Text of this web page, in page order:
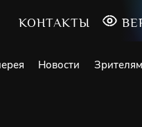
КОНТАКТЫ
Новости Зрителям